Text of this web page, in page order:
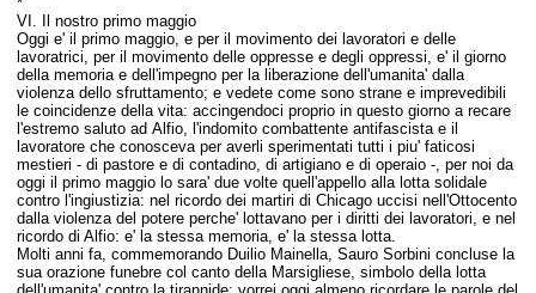
VI. Il nostro primo maggio
Oggi e' il primo maggio, e per il movimento dei lavoratori e delle
lavoratrici, per il movimento delle oppresse e degli oppressi, e' il giorno
della memoria e dell'impegno per la liberazione dell'umanita' dalla
violenza dello sfruttamento; e vedete come sono strane e imprevedibili
le coincidenze della vita: accingendoci proprio in questo giorno a recare
l'estremo saluto ad Alfio, l'indomito combattente antifascista e il
lavoratore che conosceva per averli sperimentati tutti i piu' faticosi
mestieri - di pastore e di contadino, di artigiano e di operaio -, per noi da
oggi il primo maggio lo sara' due volte quell'appello alla lotta solidale
contro l'ingiustizia: nel ricordo dei martiri di Chicago uccisi nell'Ottocento
dalla violenza del potere perche' lottavano per i diritti dei lavoratori, e nel
ricordo di Alfio: e' la stessa memoria, e' la stessa lotta.
Molti anni fa, commemorando Duilio Mainella, Sauro Sorbini concluse la
sua orazione funebre col canto della Marsigliese, simbolo della lotta